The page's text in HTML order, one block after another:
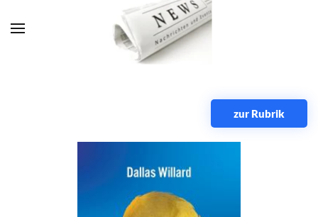
Zum Hauptinhalt springen
zur Rubrik